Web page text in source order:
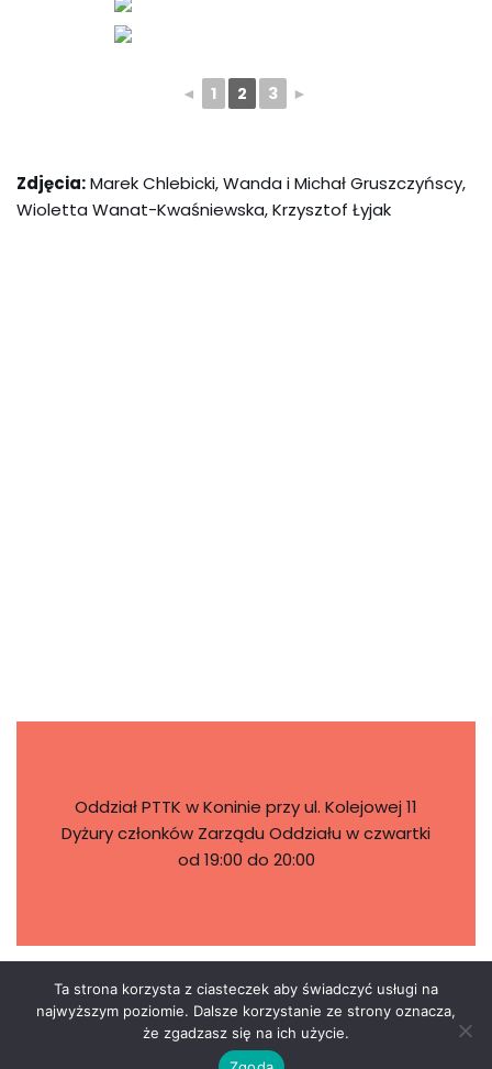
◄ 1 2 3 ►
Zdjęcia:Marek Chlebicki, Wanda i Michał Gruszczyńscy,
Wioletta Wanat-Kwaśniewska, Krzysztof Łyjak
Oddział PTTK w Koninie przy ul. Kolejowej 11
Dyżury członków Zarządu Oddziału w czwartki
od 19:00 do 20:00
STRONY NA FB
Ta strona korzysta z ciasteczek aby świadczyć usługi na
najwyższym poziomie. Dalsze korzystanie ze strony oznacza,
że zgadzasz się na ich użycie.